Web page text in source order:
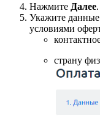
Нажмите Далее.
Укажите данные
условиями
страну